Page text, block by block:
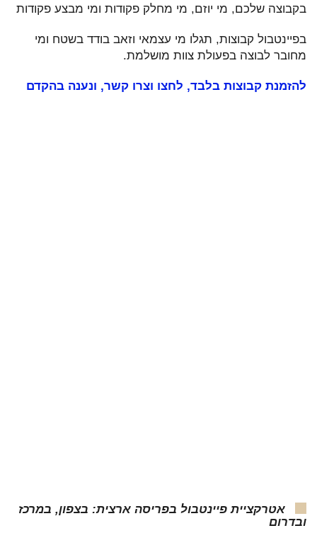
בקבוצה שלכם, מי יוזם, מי מחלק פקודות ומי מבצע פקודות
בפיינטבול קבוצות, תגלו מי עצמאי וזאב בודד בשטח ומי
מחובר לבוצה בפעולת צוות מושלמת.
להזמנת קבוצות בלבד, לחצו וצרו קשר, ונענה בהקדם
אטרקציית פיינטבול בפריסה ארצית: בצפון, במרכז
ובדרום